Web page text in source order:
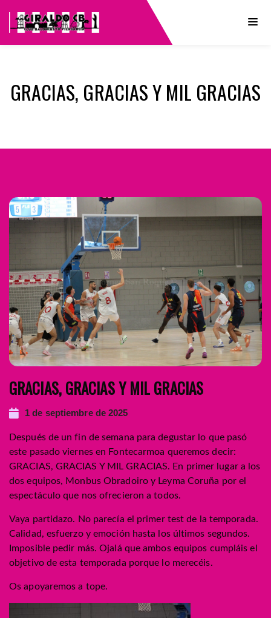
GRACIAS, GRACIAS Y MIL GRACIAS
GRACIAS, GRACIAS Y MIL GRACIAS
1 de septiembre de 2025
Después de un fin de semana para degustar lo que pasó
este pasado viernes en Fontecarmoa queremos decir:
GRACIAS, GRACIAS Y MIL GRACIAS. En primer lugar a los
dos equipos, Monbus Obradoiro y Leyma Coruña por el
espectáculo que nos ofrecieron a todos.
Vaya partidazo. No parecía el primer test de la temporada.
Calidad, esfuerzo y emoción hasta los últimos segundos.
Imposible pedir más. Ojalá que ambos equipos cumpláis el
objetivo de esta temporada porque lo merecéis.
Os apoyaremos a tope.
Navegación
de
entradas